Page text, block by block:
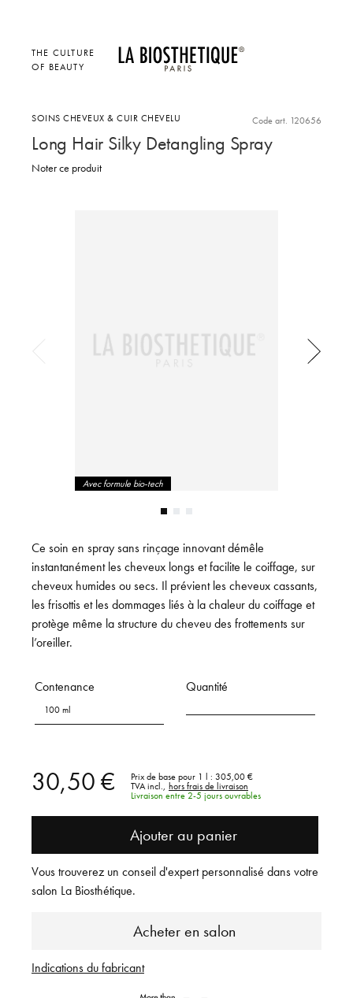
THE CULTURE
OF BEAUTY
SOINS CHEVEUX & CUIR CHEVELU Code art. 120656
Long Hair Silky Detangling Spray
Noter ce produit
Avec formule bio-tech
Ce soin en spray sans rinçage innovant démêle
instantanément les cheveux longs et facilite le coiffage, sur
cheveux humides ou secs. Il prévient les cheveux cassants,
les frisottis et les dommages liés à la chaleur du coiffage et
protège même la structure du cheveu des frottements sur
l’oreiller.
Contenance
100 ml
Quantité
30,50 € Prix de base pour 1 l : 305,00 €
TVA incl.,
hors frais de livraison
Livraison entre 2-5 jours ouvrables
Ajouter au panier
Acheter en salon
Vous trouverez un conseil d'expert personnalisé dans votre
salon La Biosthétique.
Indications du fabricant